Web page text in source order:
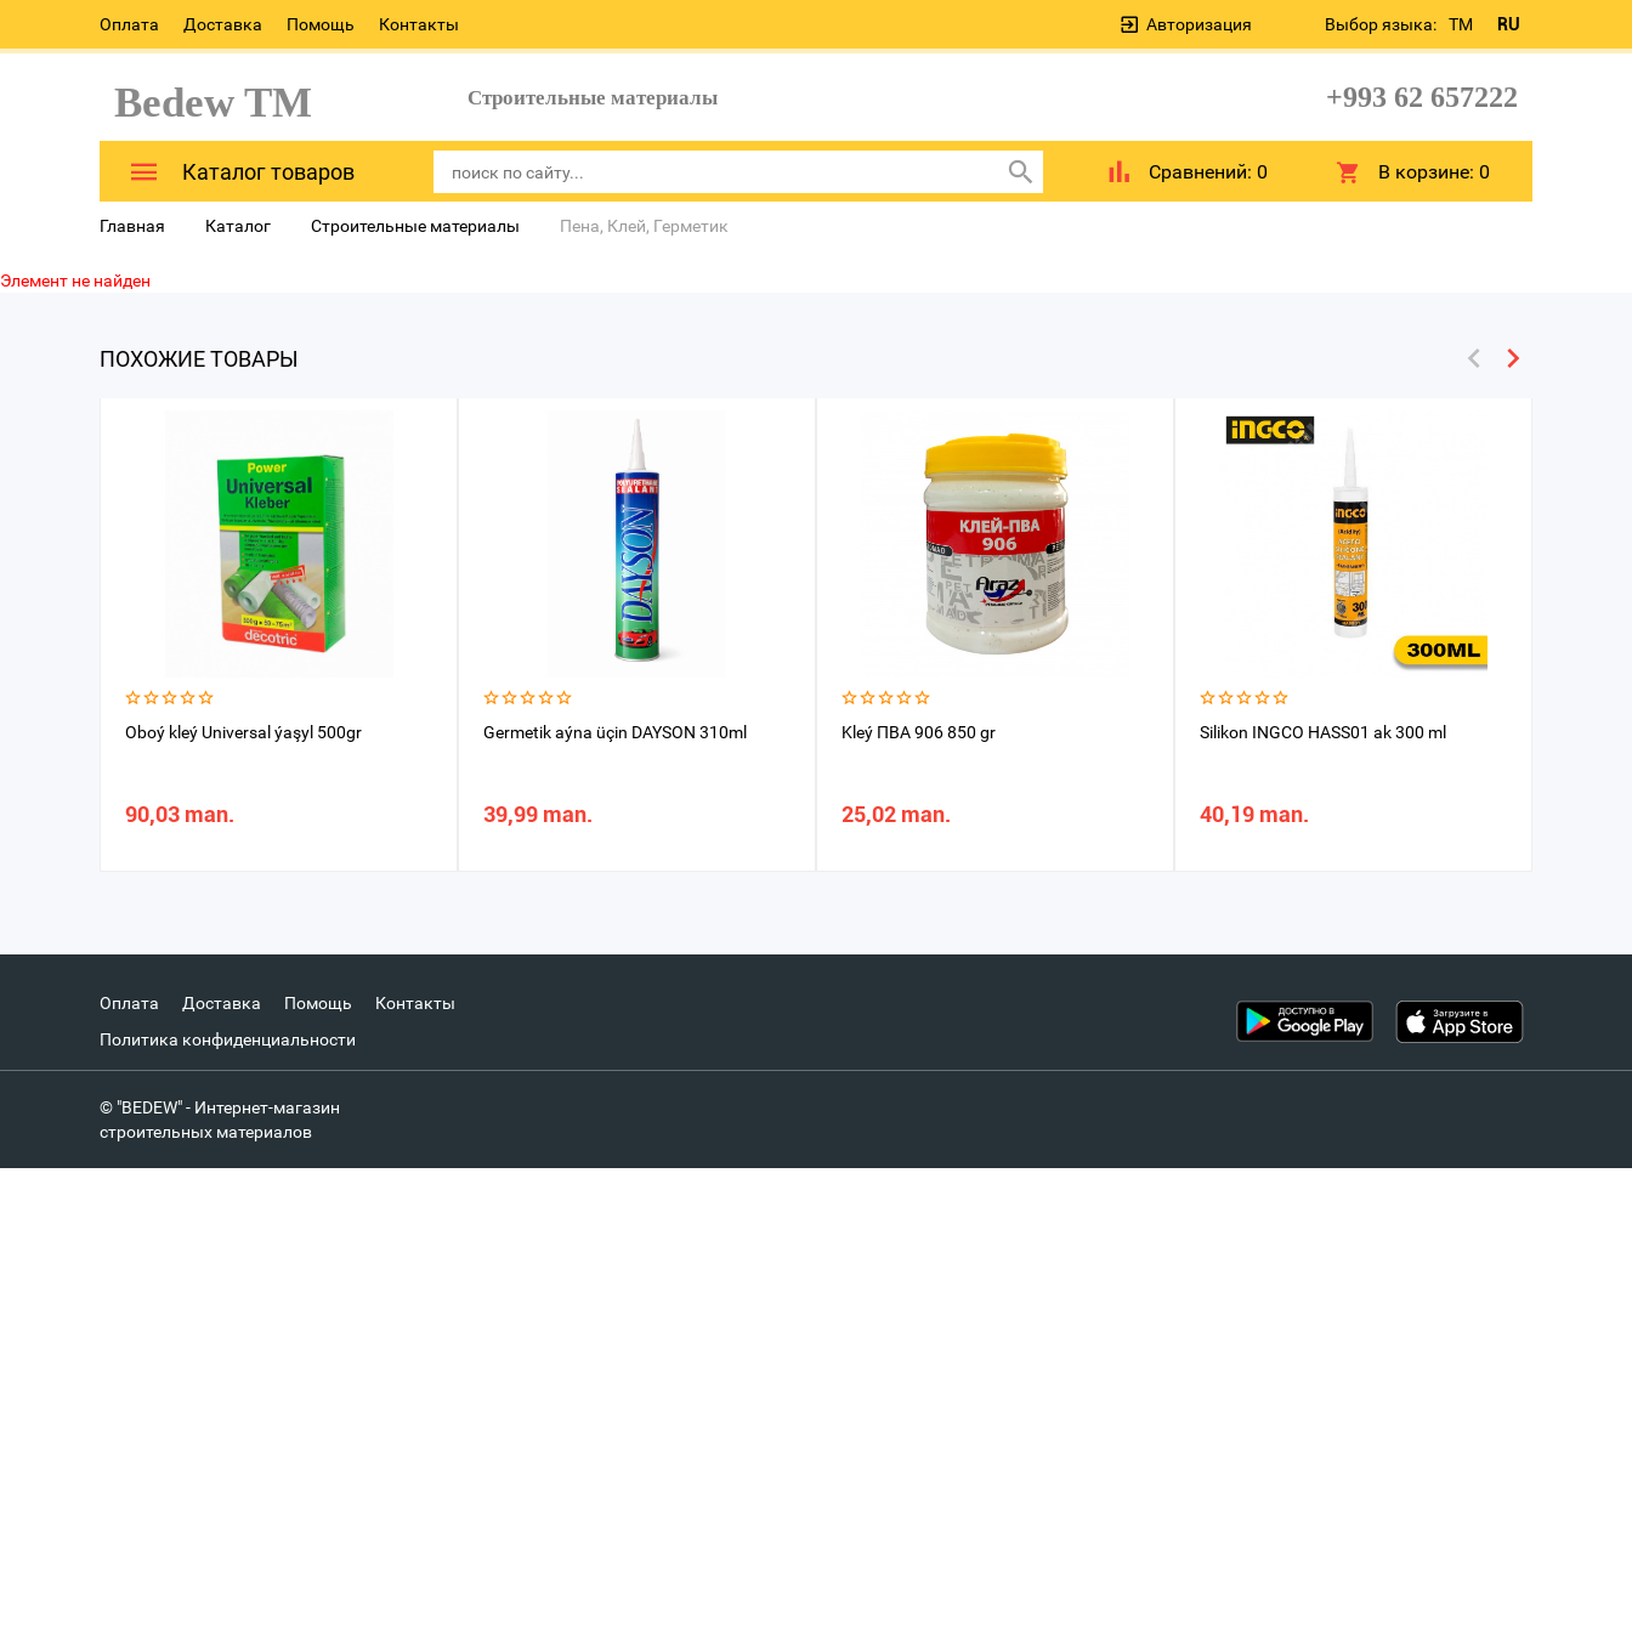
Оплата Доставка Помощь Контакты Выбор языка: TM RU
Авторизация
Bedew TM Строительные материалы +993 62 657222
Каталог товаров Сравнений: 0 В корзине:0
Главная Каталог Строительные материалы Пена, Клей, Герметик
Элемент не найден
ПОХОЖИЕ ТОВАРЫ
Oboý kleý Universal ýaşyl 500gr
90,03 man.
Germetik aýna üçin DAYSON 310ml
39,99 man.
Kleý ПВА 906 850 gr
25,02 man.
Silikon INGCO HASS01 ak 300 ml
40,19 man.
Оплата Доставка Помощь
Контакты
Политика конфиденциальности
© "BEDEW" - Интернет-магазин
строительных материалов